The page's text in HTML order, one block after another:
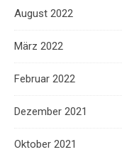
August 2022
März 2022
Februar 2022
Dezember 2021
Oktober 2021